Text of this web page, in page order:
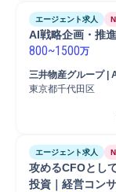
エージェント求人
AI戦略企画・推
800~1500万
三井物産グループ |
実行支援を行う成長
東京都千代田区
エージェント求人
攻めるCFOとし
投資｜経営コン